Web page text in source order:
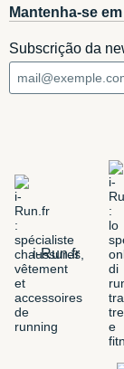
Mantenha-se
Subscrição da
i-Run.fr